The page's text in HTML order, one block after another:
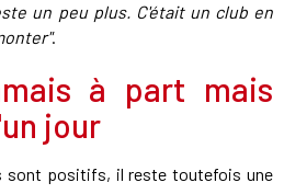
un peu plus. C'était un club en
.
à part mais
jour
sont positifs, il reste toutefois une